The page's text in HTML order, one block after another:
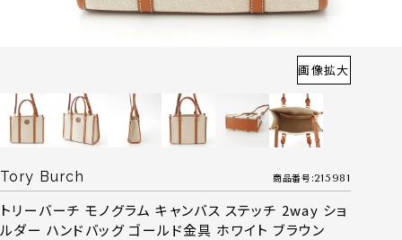
画像拡大
Tory Burch 商品番号 215981
トリーバーチ モノグラム キャンバス ステッチ 2way ショ
ルダー ハンドバッグ ゴールド金具 ホワイト ブラウン